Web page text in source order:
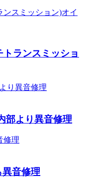
ランスミッショ
部より異音修理
音修理